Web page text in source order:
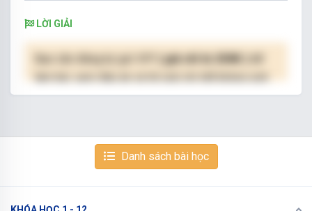
LỜI GIẢI
( giá chỉ từ 250K )
hạn.
Danh sách bài học